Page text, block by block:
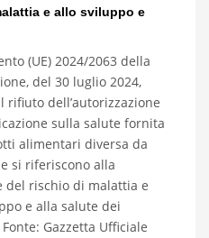
e allo sviluppo e
(UE) 2024/2063 della
del 30 luglio 2024,
rifiuto dell’autorizzazione
sulla salute fornita
alimentari diversa da
si riferiscono alla
del rischio di malattia e
e alla salute dei
Gazzetta Ufficiale